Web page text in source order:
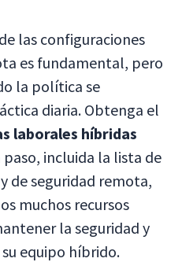
las configuraciones
es fundamental, pero
la política se
diaria. Obtenga el
laborales híbridas
incluida la lista de
de seguridad remota,
muchos recursos
la seguridad y
equipo híbrido.